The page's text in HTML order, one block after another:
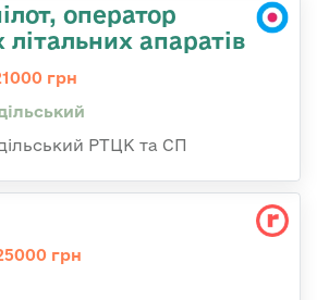
оператор
літальних апаратів
грн
РТЦК та СП
грн